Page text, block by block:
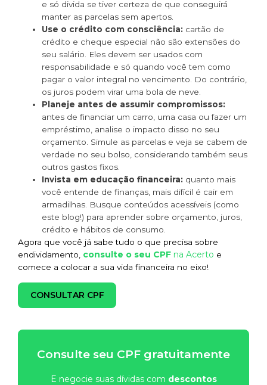
e só divida se tiver certeza de que conseguirá
manter as parcelas sem apertos.
Use o crédito com consciência: cartão de
crédito e cheque especial não são extensões do
seu salário. Eles devem ser usados com
responsabilidade e só quando você tem como
pagar o valor integral no vencimento. Do contrário,
os juros podem virar uma bola de neve.
Planeje antes de assumir compromissos:
antes de financiar um carro, uma casa ou fazer um
empréstimo, analise o impacto disso no seu
orçamento. Simule as parcelas e veja se cabem de
verdade no seu bolso, considerando também seus
outros gastos fixos.
Invista em educação financeira: quanto mais
você entende de finanças, mais difícil é cair em
armadilhas. Busque conteúdos acessíveis (como
este blog!) para aprender sobre orçamento, juros,
crédito e hábitos de consumo.
Agora que você já sabe tudo o que precisa sobre
endividamento, consulte o seu CPF na Acerto e
comece a colocar a sua vida financeira no eixo!
CONSULTAR CPF
Consulte seu CPF gratuitamente
E negocie suas dívidas com descontos